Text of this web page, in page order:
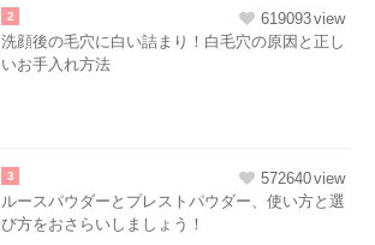
2
619093
洗顔後の毛穴に白い詰まり！白毛穴の原因と正し
いお手入れ方法
3
572640
ルースパウダーとプレストパウダー、使い方と選
び方をおさらいしましょう！